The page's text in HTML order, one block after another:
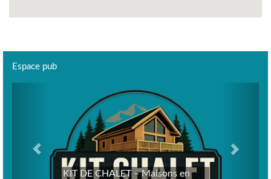
Espace pub
KIT DE CHALET – Maisons en